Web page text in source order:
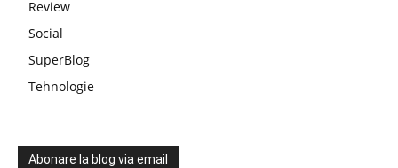
Review
Social
SuperBlog
Tehnologie
Abonare la blog via email